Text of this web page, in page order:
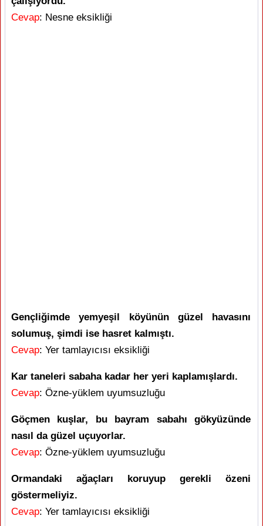
Cevap: Nesne eksikliği
Gençliğimde yemyeşil köyünün güzel havasını
solumuş, şimdi ise hasret kalmıştı.
Cevap: Yer tamlayıcısı eksikliği
Kar taneleri sabaha kadar her yeri kaplamışlardı.
Cevap: Özne-yüklem uyumsuzluğu
Göçmen kuşlar, bu bayram sabahı gökyüzünde
nasıl da güzel uçuyorlar.
Cevap: Özne-yüklem uyumsuzluğu
Ormandaki ağaçları koruyup gerekli özeni
göstermeliyiz.
Cevap: Yer tamlayıcısı eksikliği